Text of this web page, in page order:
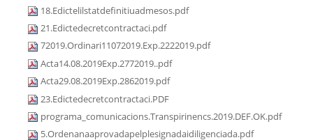
18.Edictelilstatdefinitiuadmesos.pdf
21.Edictedecretcontractaci.pdf
72019.Ordinari11072019.Exp.2222019.pdf
Acta14.08.2019Exp.2772019..pdf
Acta29.08.2019Exp.2862019.pdf
23.Edictedecretcontractaci.PDF
programa_comunicacions.Transpirinencs.2019.DEF.OK.pdf
5.Ordenanaaprovadapelplesignadaidiligenciada.pdf